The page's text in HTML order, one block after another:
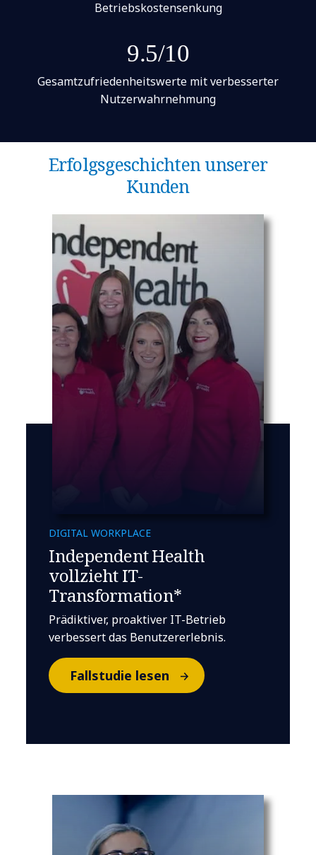
Betriebskostensenkung
9.5/10
Gesamtzufriedenheitswerte mit verbesserter
Nutzerwahrnehmung
Erfolgsgeschichten unserer
Kunden
DIGITAL WORKPLACE
Independent Health
vollzieht IT-
Transformation*
Prädiktiver, proaktiver IT-Betrieb
verbessert das Benutzererlebnis.
Fallstudie lesen